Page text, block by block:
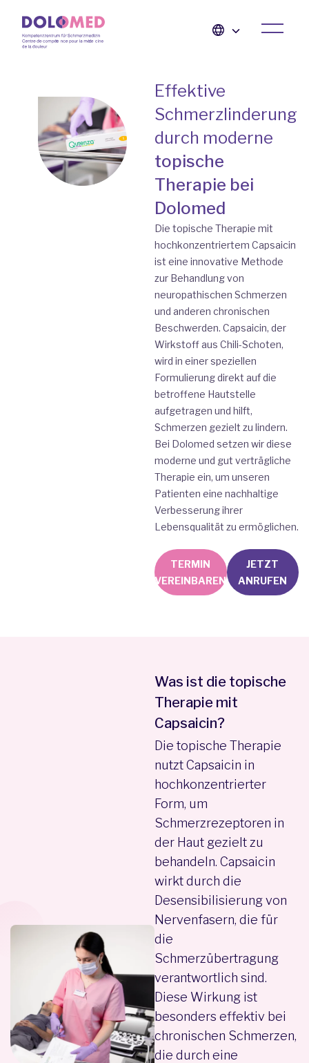
Effektive
Schmerzlinderung
durch moderne
topische
Therapie bei
Dolomed
Die topische Therapie mit
hochkonzentriertem Capsaicin
ist eine innovative Methode
zur Behandlung von
neuropathischen Schmerzen
und anderen chronischen
Beschwerden. Capsaicin, der
Wirkstoff aus Chili-Schoten,
wird in einer speziellen
Formulierung direkt auf die
betroffene Hautstelle
aufgetragen und hilft,
Schmerzen gezielt zu lindern.
Bei Dolomed setzen wir diese
moderne und gut verträgliche
Therapie ein, um unseren
Patienten eine nachhaltige
Verbesserung ihrer
Lebensqualität zu ermöglichen.
TERMIN
VEREINBAREN
JETZT
ANRUFEN
Was ist die topische
Therapie mit
Capsaicin?
Die topische Therapie
nutzt Capsaicin in
hochkonzentrierter
Form, um
Schmerzrezeptoren in
der Haut gezielt zu
behandeln. Capsaicin
wirkt durch die
Desensibilisierung von
Nervenfasern, die für
die
Schmerzübertragung
verantwortlich sind.
Diese Wirkung ist
besonders effektiv bei
chronischen Schmerzen,
die durch eine